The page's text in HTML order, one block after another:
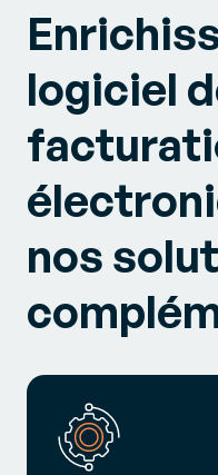
logiciel
nos